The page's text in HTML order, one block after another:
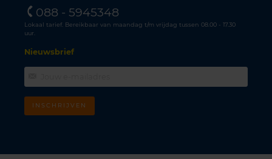
088 - 5945348
Lokaal tarief. Bereikbaar van maandag t/m vrijdag tussen 08.00 - 17.30
uur.
Nieuwsbrief
INSCHRIJVEN